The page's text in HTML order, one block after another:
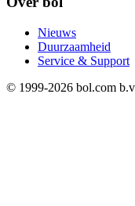
Nieuws
Duurzaamheid
Service & Support
© 1999-2026 bol.com